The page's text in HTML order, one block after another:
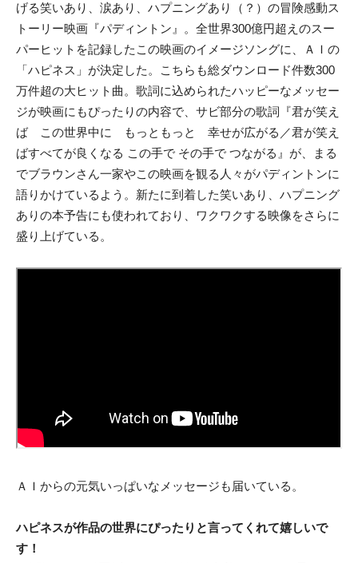
げる笑いあり、涙あり、ハプニングあり（？）の冒険感動ス
トーリー映画『パディントン』。全世界300億円超えのスー
パーヒットを記録したこの映画のイメージソングに、ＡＩの
「ハピネス」が決定した。こちらも総ダウンロード件数300
万件超の大ヒット曲。歌詞に込められたハッピーなメッセー
ジが映画にもぴったりの内容で、サビ部分の歌詞『君が笑え
ば この世界中に もっともっと 幸せが広がる／君が笑え
ばすべてが良くなる この手で その手で つながる』が、まる
でブラウンさん一家やこの映画を観る人々がパディントンに
語りかけているよう。新たに到着した笑いあり、ハプニング
ありの本予告にも使われており、ワクワクする映像をさらに
盛り上げている。
ＡＩからの元気いっぱいなメッセージも届いている。
ハピネスが作品の世界にぴったりと言ってくれて嬉しいで
す！